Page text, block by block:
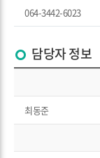
064-3442-6023
담당자 정보
최동준